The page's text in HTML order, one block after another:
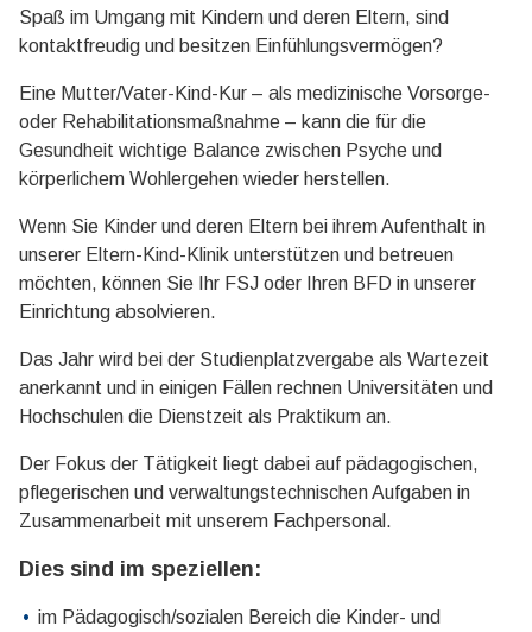
Spaß im Umgang mit Kindern und deren Eltern, sind
kontaktfreudig und besitzen Einfühlungsvermögen?
Eine Mutter/Vater-Kind-Kur – als medizinische Vorsorge-
oder Rehabilitationsmaßnahme – kann die für die
Gesundheit wichtige Balance zwischen Psyche und
körperlichem Wohlergehen wieder herstellen.
Wenn Sie Kinder und deren Eltern bei ihrem Aufenthalt in
unserer Eltern-Kind-Klinik unterstützen und betreuen
möchten, können Sie Ihr FSJ oder Ihren BFD in unserer
Einrichtung absolvieren.
Das Jahr wird bei der Studienplatzvergabe als Wartezeit
anerkannt und in einigen Fällen rechnen Universitäten und
Hochschulen die Dienstzeit als Praktikum an.
Der Fokus der Tätigkeit liegt dabei auf pädagogischen,
pflegerischen und verwaltungstechnischen Aufgaben in
Zusammenarbeit mit unserem Fachpersonal.
Dies sind im speziellen:
im Pädagogisch/sozialen Bereich die Kinder- und